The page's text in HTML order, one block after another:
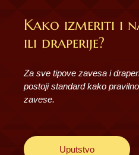
Kako izmeriti i
ili draperije?
Za sve tipove zavesa i
postoji standard kako
zavese.
Uputstvo